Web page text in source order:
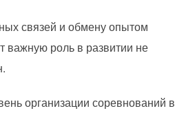
связей и обмену опытом
важную роль в развитии не
организации соревнований в